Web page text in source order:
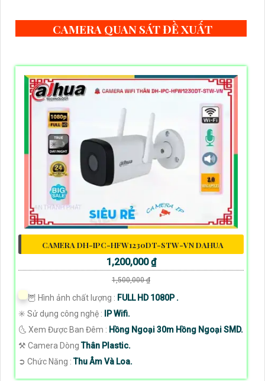
CAMERA QUAN SÁT ĐỀ XUẤT
CAMERA DH-IPC-HFW1230DT-STW-VN DAHUA
1,200,000 ₫
1,500,000 ₫
🦉 Hình ảnh chất lượng : FULL HD 1080P .
✳️ Sử dụng công nghệ :
IP Wifi.
🌜 Xem Được Ban Đêm : Hồng Ngoại 30m Hồng Ngoại SMD.
⚒ Camera DòngThân Plastic.
️➲ Chức Năng :Thu Âm Và Loa.